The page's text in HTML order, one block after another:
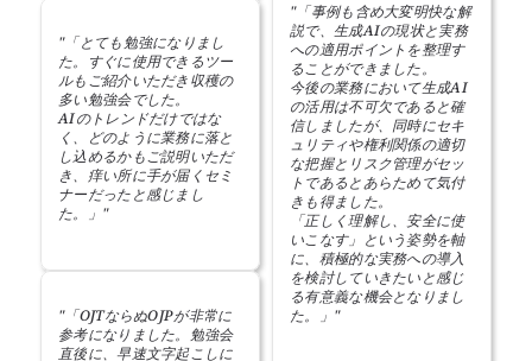
"「とても勉強になりまし
た。すぐに使用できるツー
ルもご紹介いただき収穫の
多い勉強会でした。
AIのトレンドだけではな
く、どのように業務に落と
し込めるかもご説明いただ
き、痒い所に手が届くセミ
ナーだったと感じまし
た。」"
"「OJTならぬOJPが非常に
参考になりました。勉強会
直後に、早速文字起こしに
"「事例も含め大変明快な解
説で、生成AIの現状と実務
への適用ポイントを整理す
ることができました。
今後の業務において生成AI
の活用は不可欠であると確
信しましたが、同時にセキ
ュリティや権利関係の適切
な把握とリスク管理がセッ
トであるとあらためて気付
きも得ました。
「正しく理解し、安全に使
いこなす」という姿勢を軸
に、積極的な実務への導入
を検討していきたいと感じ
る有意義な機会となりまし
た。」"